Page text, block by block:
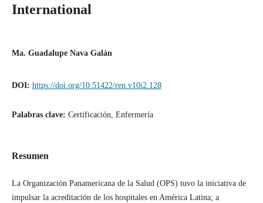
International
Ma. Guadalupe Nava Galán
DOI: https://doi.org/10.51422/ren.v10i2.128
Palabras clave: Certificación, Enfermería
Resumen
La Organización Panamericana de la Salud (OPS) tuvo la iniciativa de
impulsar la acreditación de los hospitales en América Latina; a